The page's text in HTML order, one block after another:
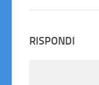
RISPONDI